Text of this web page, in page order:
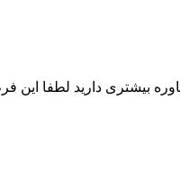
بیشتری دارید لطفا این